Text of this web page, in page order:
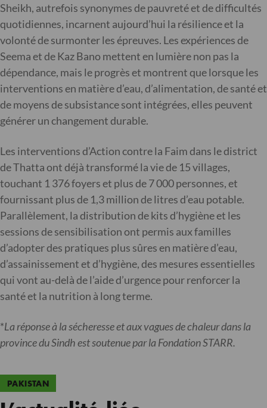
Sheikh, autrefois synonymes de pauvreté et de difficultés
quotidiennes, incarnent aujourd’hui la résilience et la
volonté de surmonter les épreuves. Les expériences de
Seema et de Kaz Bano mettent en lumière non pas la
dépendance, mais le progrès et montrent que lorsque les
interventions en matière d’eau, d’alimentation, de santé et
de moyens de subsistance sont intégrées, elles peuvent
générer un changement durable.
Les interventions d’Action contre la Faim dans le district
de Thatta ont déjà transformé la vie de 15 villages,
touchant 1 376 foyers et plus de 7 000 personnes, et
fournissant plus de 1,3 million de litres d’eau potable.
Parallèlement, la distribution de kits d’hygiène et les
sessions de sensibilisation ont permis aux familles
d’adopter des pratiques plus sûres en matière d’eau,
d’assainissement et d’hygiène, des mesures essentielles
qui vont au-delà de l’aide d’urgence pour renforcer la
santé et la nutrition à long terme.
*La réponse à la sécheresse et aux vagues de chaleur dans la
province du Sindh est soutenue par la Fondation STARR.
PAKISTAN